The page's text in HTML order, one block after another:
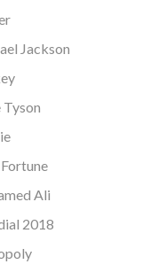
Jackson
Ali
2018